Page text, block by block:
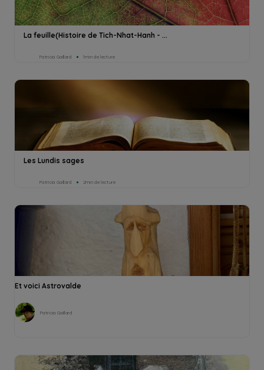
La feuille(Histoire de Tich-Nhat-Hanh - ...
Patricia Gaillard 1min de lecture
Les Lundis sages
Patricia Gaillard 2min de lecture
Et voici Astrovalde
Patricia Gaillard